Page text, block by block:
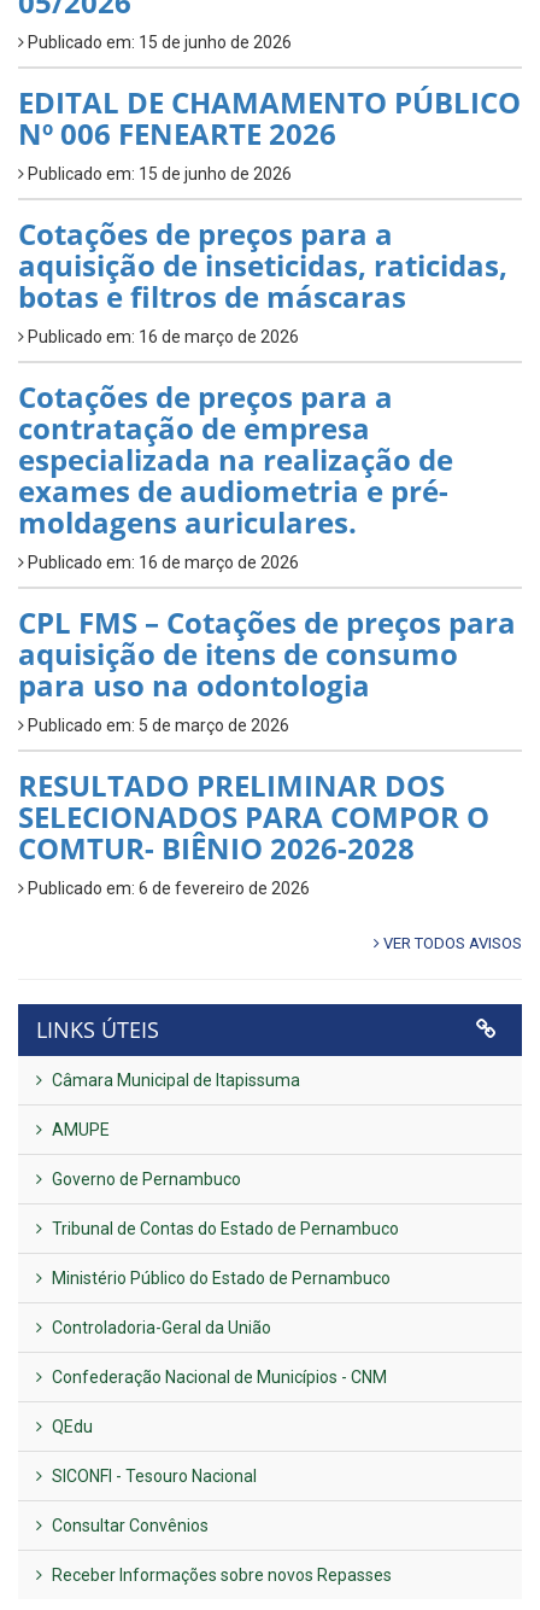
Publicado em: 15 de junho de 2026
EDITAL DE CHAMAMENTO PÚBLICO
Nº 006 FENEARTE 2026
Publicado em: 15 de junho de 2026
Cotações de preços para a
aquisição de inseticidas, raticidas,
botas e filtros de máscaras
Publicado em: 16 de março de 2026
Cotações de preços para a
contratação de empresa
especializada na realização de
exames de audiometria e pré-
moldagens auriculares.
Publicado em: 16 de março de 2026
CPL FMS – Cotações de preços para
aquisição de itens de consumo
para uso na odontologia
Publicado em: 5 de março de 2026
RESULTADO PRELIMINAR DOS
SELECIONADOS PARA COMPOR O
COMTUR- BIÊNIO 2026-2028
Publicado em: 6 de fevereiro de 2026
VER TODOS AVISOS
LINKS ÚTEIS
Câmara Municipal de Itapissuma
AMUPE
Governo de Pernambuco
Tribunal de Contas do Estado de Pernambuco
Ministério Público do Estado de Pernambuco
Controladoria-Geral da União
Confederação Nacional de Municípios - CNM
QEdu
SICONFI - Tesouro Nacional
Consultar Convênios
Receber Informações sobre novos Repasses